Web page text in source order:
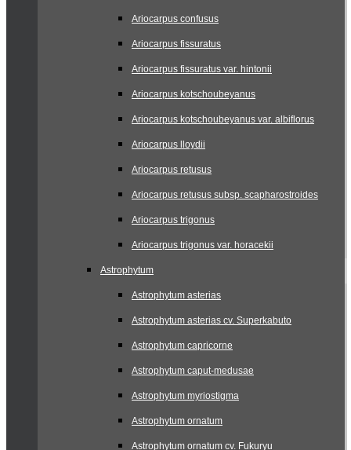
Ariocarpus confusus
Ariocarpus fissuratus
Ariocarpus fissuratus var. hintonii
Ariocarpus kotschoubeyanus
Ariocarpus kotschoubeyanus var. albiflorus
Ariocarpus lloydii
Ariocarpus retusus
Ariocarpus retusus subsp. scapharostroides
Ariocarpus trigonus
Ariocarpus trigonus var. horacekii
Astrophytum
Astrophytum asterias
Astrophytum asterias cv. Superkabuto
Astrophytum capricorne
Astrophytum caput-medusae
Astrophytum myriostigma
Astrophytum ornatum
Astrophytum ornatum cv. Fukuryu